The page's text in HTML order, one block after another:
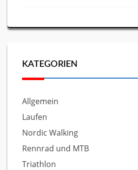
KATEGORIEN
Allgemein
Laufen
Nordic Walking
Rennrad und MTB
Triathlon